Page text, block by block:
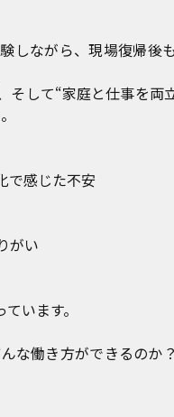
しながら、現場復帰後
そして“家庭と仕事を両
で感じた不安
がい
います。
な働き方ができるのか